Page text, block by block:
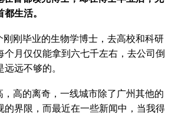
生活。
刚刚毕业的生物学博士，去高校和科研
个月仅仅能拿到六七千左右，去公司倒
远不够的。
，高的离奇，一线城市除了广州其他的
的界限，而最近在一些新闻中，当我得